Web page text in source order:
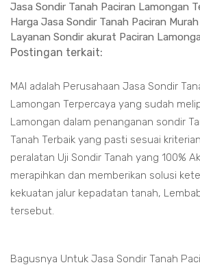
Jasa Sondir Tanah Paciran Lamongan
Harga Jasa Sondir Tanah Paciran Murah
Layanan Sondir akurat Paciran
Postingan terkait:
MAI adalah Perusahaan Jasa Sondir
Lamongan Terpercaya yang sudah
Lamongan dalam penanganan sondir
Tanah Terbaik yang pasti sesuai
peralatan Uji Sondir Tanah yang 100%
merapihkan dan memberikan solusi
kekuatan jalur kepadatan tanah,
tersebut.
Bagusnya Untuk Jasa Sondir Tanah